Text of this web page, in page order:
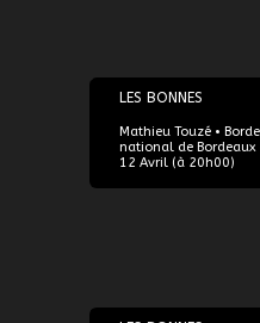
09/04/2024
LES BONNES
Mathieu Touzé •
national de Bordeaux
12 Avril (à 20h00)
14/05/2024